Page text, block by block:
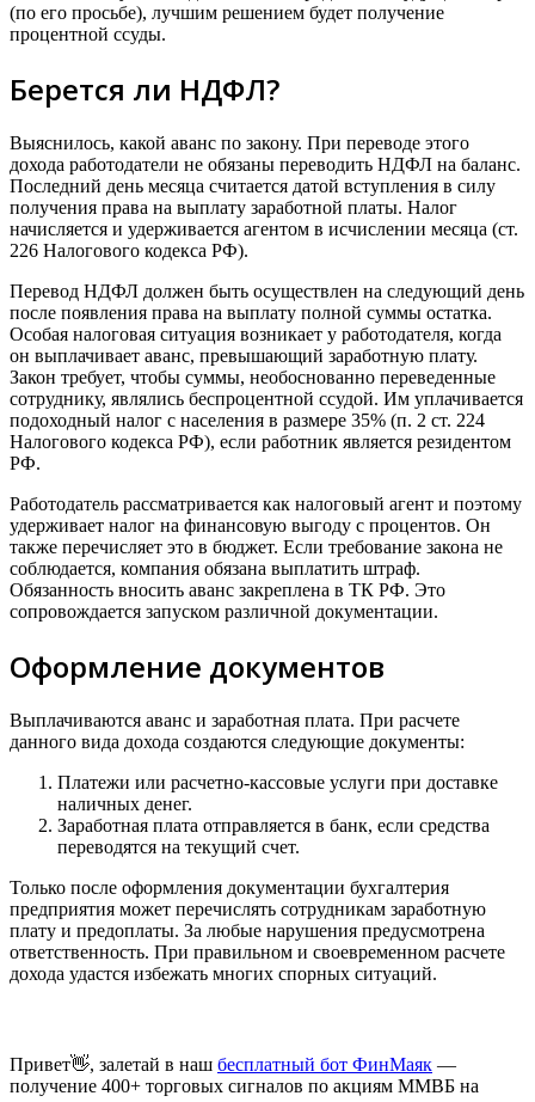
(по его просьбе), лучшим решением будет получение
процентной ссуды.
Берется ли НДФЛ?
Выяснилось, какой аванс по закону. При переводе этого
дохода работодатели не обязаны переводить НДФЛ на баланс.
Последний день месяца считается датой вступления в силу
получения права на выплату заработной платы. Налог
начисляется и удерживается агентом в исчислении месяца (ст.
226 Налогового кодекса РФ).
Перевод НДФЛ должен быть осуществлен на следующий день
после появления права на выплату полной суммы остатка.
Особая налоговая ситуация возникает у работодателя, когда
он выплачивает аванс, превышающий заработную плату.
Закон требует, чтобы суммы, необоснованно переведенные
сотруднику, являлись беспроцентной ссудой. Им уплачивается
подоходный налог с населения в размере 35% (п. 2 ст. 224
Налогового кодекса РФ), если работник является резидентом
РФ.
Работодатель рассматривается как налоговый агент и поэтому
удерживает налог на финансовую выгоду с процентов. Он
также перечисляет это в бюджет. Если требование закона не
соблюдается, компания обязана выплатить штраф.
Обязанность вносить аванс закреплена в ТК РФ. Это
сопровождается запуском различной документации.
Оформление документов
Выплачиваются аванс и заработная плата. При расчете
данного вида дохода создаются следующие документы:
Платежи или расчетно-кассовые услуги при доставке
наличных денег.
Заработная плата отправляется в банк, если средства
переводятся на текущий счет.
Только после оформления документации бухгалтерия
предприятия может перечислять сотрудникам заработную
плату и предоплаты. За любые нарушения предусмотрена
ответственность. При правильном и своевременном расчете
дохода удастся избежать многих спорных ситуаций.
Привет👋, залетай в наш бесплатный бот ФинМаяк —
получение 400+ торговых сигналов по акциям ММВБ на